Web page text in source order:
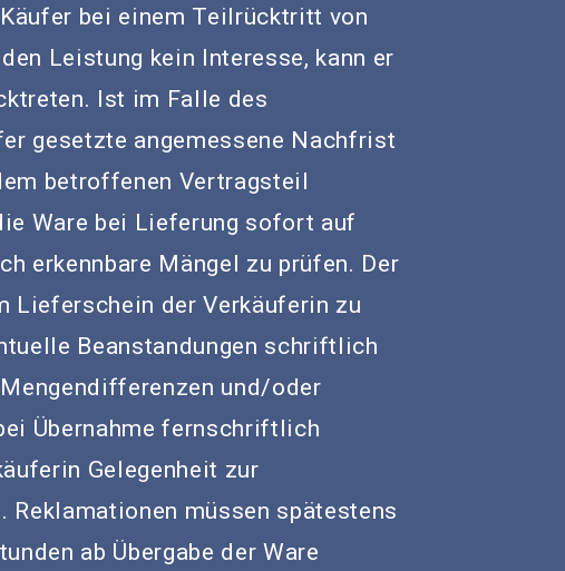
bei einem Teilrücktritt von
Leistung kein Interesse, kann er
Ist im Falle des
gesetzte angemessene Nachfrist
betroffenen Vertragsteil
Ware bei Lieferung sofort auf
erkennbare Mängel zu prüfen. Der
Lieferschein der Verkäuferin zu
Beanstandungen schriftlich
und/oder
Übernahme fernschriftlich
Gelegenheit zur
Reklamationen müssen spätestens
ab Übergabe der Ware